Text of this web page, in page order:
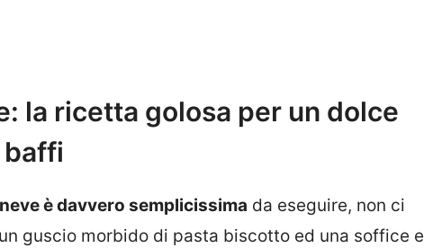
la ricetta golosa per un dolce
baffi
è davvero semplicissima da eseguire, non ci
guscio morbido di pasta biscotto ed una soffice e